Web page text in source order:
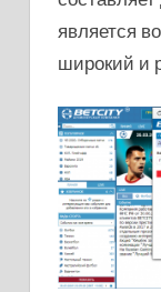
является
широкий и